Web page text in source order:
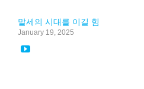
말세의 시대를 이길 힘
January 19, 2025
